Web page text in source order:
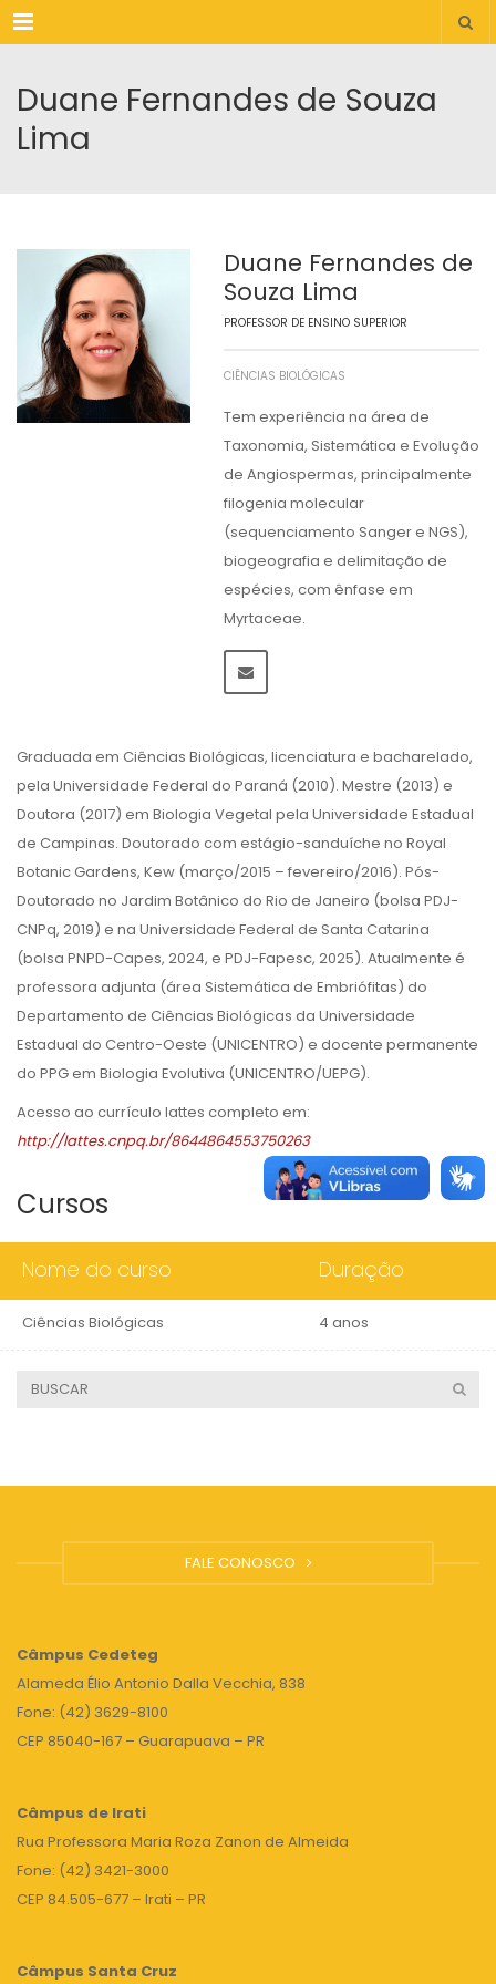
Menu
Duane Fernandes de Souza
Lima
Duane Fernandes de
Souza Lima
PROFESSOR DE ENSINO SUPERIOR
CIÊNCIAS BIOLÓGICAS
Tem experiência na área de
Taxonomia, Sistemática e Evolução
de Angiospermas, principalmente
filogenia molecular
(sequenciamento Sanger e NGS),
biogeografia e delimitação de
espécies, com ênfase em
Myrtaceae.
Graduada em Ciências Biológicas, licenciatura e bacharelado,
pela Universidade Federal do Paraná (2010). Mestre (2013) e
Doutora (2017) em Biologia Vegetal pela Universidade Estadual
de Campinas. Doutorado com estágio-sanduíche no Royal
Botanic Gardens, Kew (março/2015 – fevereiro/2016). Pós-
Doutorado no Jardim Botânico do Rio de Janeiro (bolsa PDJ-
CNPq, 2019) e na Universidade Federal de Santa Catarina
(bolsa PNPD-Capes, 2024, e PDJ-Fapesc, 2025). Atualmente é
professora adjunta (área Sistemática de Embriófitas) do
Departamento de Ciências Biológicas da Universidade
Estadual do Centro-Oeste (UNICENTRO) e docente permanente
do PPG em Biologia Evolutiva (UNICENTRO/UEPG).
Acesso ao currículo lattes completo em:
http://lattes.cnpq.br/8644864553750263
Cursos
Nome do curso Duração
Ciências Biológicas 4 anos
FALE CONOSCO
Câmpus Cedeteg
Alameda Élio Antonio Dalla Vecchia, 838
Fone: (42) 3629-8100
CEP 85040-167 – Guarapuava – PR
Câmpus de Irati
Rua Professora Maria Roza Zanon de Almeida
Fone: (42) 3421-3000
CEP 84.505-677 – Irati – PR
Câmpus Santa Cruz